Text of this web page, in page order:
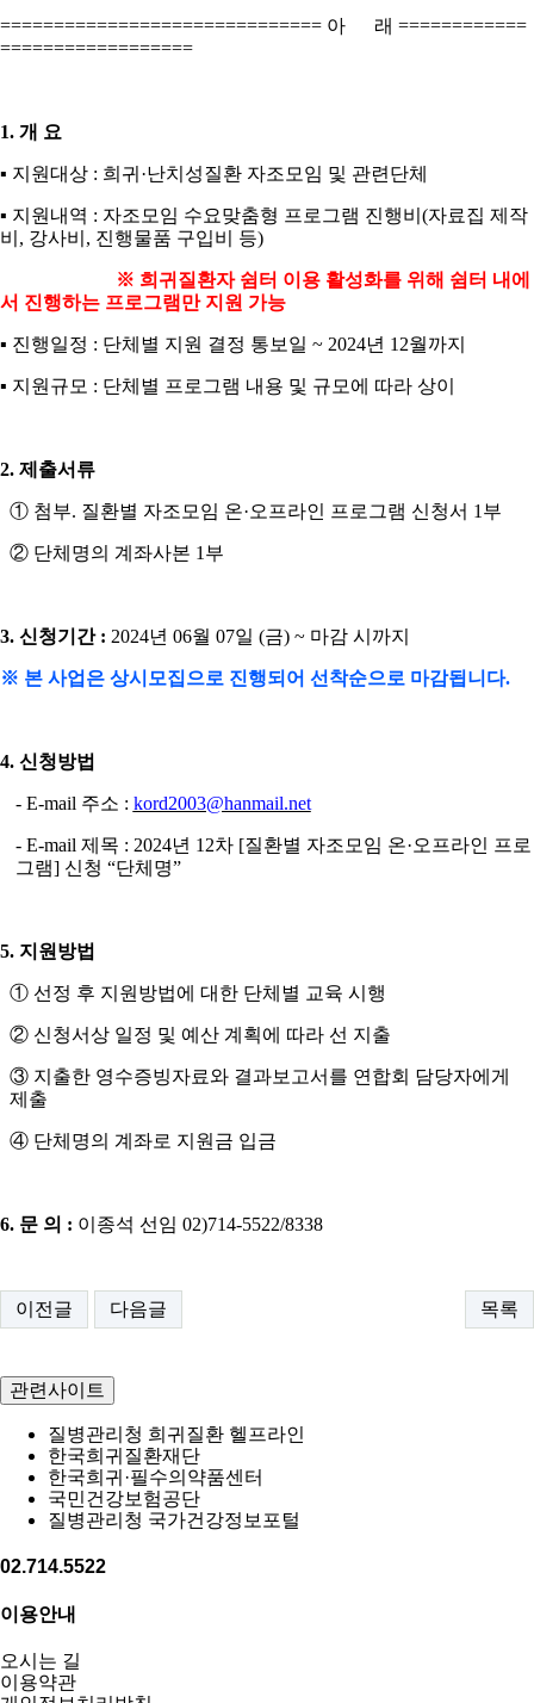
============================== 아 래 ============
==================
1. 개 요
▪ 지원대상 : 희귀 ·난치성질환 자조모임 및 관련단체
▪ 지원내역 : 자조모임 수요맞춤형 프로그램 진행비 (자료집 제작
비 , 강사비 , 진행물품 구입비 등)
※ 희귀질환자 쉼터 이용 활성화를 위해 쉼터 내에
서 진행하는 프로그램만 지원 가능
▪ 진행일정 : 단체별 지원 결정 통보일 ~ 2024년 12월까지
▪ 지원규모 : 단체별 프로그램 내용 및 규모에 따라 상이
2. 제출서류
① 첨부. 질환별 자조모임 온·오프라인 프로그램 신청서 1 부
② 단체명의 계좌사본 1 부
3. 신청기간 : 2024년 06월 07일 (금) ~ 마감 시까지
※ 본 사업은 상시모집으로 진행되어 선착순으로 마감됩니다.
4. 신청방법
- E-mail 주소 : kord2003@hanmail.net
- E-mail 제목 : 2024년 12차 [질환별 자조모임 온·오프라인 프로
그램] 신청 “단체명”
5. 지원방법
① 선정 후 지원방법에 대한 단체별 교육 시행
② 신청서상 일정 및 예산 계획에 따라 선 지출
③ 지출한 영수증빙자료와 결과보고서를 연합회 담당자에게
제출
④ 단체명의 계좌로 지원금 입금
6. 문 의 : 이종석 선임 02)714-5522/8338
이전글 다음글 목록
관련사이트
질병관리청 희귀질환 헬프라인
한국희귀질환재단
한국희귀·필수의약품센터
국민건강보험공단
질병관리청 국가건강정보포털
02.714.5522
이용안내
오시는 길
이용약관